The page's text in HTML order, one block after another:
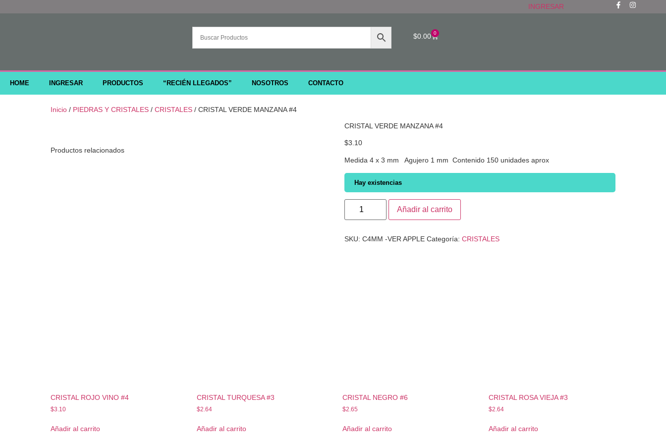
INGRESAR
$0.00 0
HOME INGRESAR PRODUCTOS “RECIÉN LLEGADOS” NOSOTROS CONTACTO
Inicio / PIEDRAS Y CRISTALES / CRISTALES / CRISTAL VERDE MANZANA #4
CRISTAL VERDE MANZANA #4
$3.10
Medida 4 x 3 mm Agujero 1 mm Contenido 150 unidades aprox
Hay existencias
Añadir al carrito
SKU: C4MM -VER APPLE Categoría: CRISTALES
Productos relacionados
CRISTAL ROJO VINO #4
$3.10
Añadir al carrito
CRISTAL TURQUESA #3
$2.64
Añadir al carrito
CRISTAL NEGRO #6
$2.65
Añadir al carrito
CRISTAL ROSA VIEJA #3
$2.64
Añadir al carrito